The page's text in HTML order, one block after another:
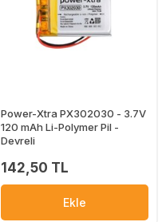
Power-Xtra PX302030 - 3.7V
120 mAh Li-Polymer Pil -
Devreli
142,50 TL
Ekle